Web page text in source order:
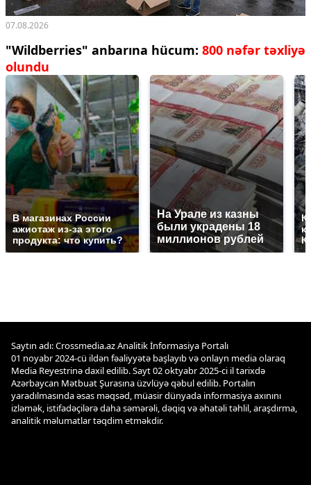
07.08.2026
"Wildberries" anbarına hücum: 800 nəfər təxliyə
olundu
В магазинах России
ажиотаж из-за этого
продукта: что купить?
На Урале из казны
были украдены 18
миллионов рублей
Saytın adı: Crossmedia.az Analitik İnformasiya Portalı
01 noyabr 2024-cü ildən fəaliyyətə başlayıb və onlayn media olaraq
Media Reyestrinə daxil edilib. Sayt 02 oktyabr 2025-ci il tarixdə
Azərbaycan Mətbuat Şurasına üzvlüyə qəbul edilib. Portalın
yaradılmasında əsas məqsəd, müasir dünyada informasiya axınını
izləmək, istifadəçilərə daha səmərəli, dəqiq və əhatəli təhlil, araşdırma,
analitik məlumatlar təqdim etməkdir.